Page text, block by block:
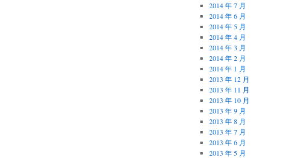
2014 年 7 月
2014 年 6 月
2014 年 5 月
2014 年 4 月
2014 年 3 月
2014 年 2 月
2014 年 1 月
2013 年 12 月
2013 年 11 月
2013 年 10 月
2013 年 9 月
2013 年 8 月
2013 年 7 月
2013 年 6 月
2013 年 5 月